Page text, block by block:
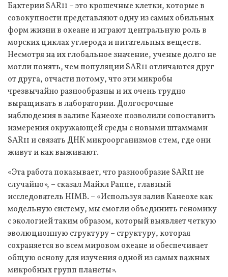
Бактерии SAR11 – это крошечные клетки, которые в
совокупности представляют одну из самых обильных
форм жизни в океане и играют центральную роль в
морских циклах углерода и питательных веществ.
Несмотря на их глобальное значение, ученые долго не
могли понять, чем популяции SAR11 отличаются друг
от друга, отчасти потому, что эти микробы
чрезвычайно разнообразны и их очень трудно
выращивать в лаборатории. Долгосрочные
наблюдения в заливе Канеохе позволили сопоставить
измерения окружающей среды с новыми штаммами
SAR11 и связать ДНК микроорганизмов с тем, где они
живут и как выживают.
«Эта работа показывает, что разнообразие SAR11 не
случайно», – сказал Майкл Раппе, главный
исследователь HIMB. – «Используя залив Канеохе как
модельную систему, мы смогли объединить геномику
с экологией таким образом, который выявляет четкую
эволюционную структуру – структуру, которая
сохраняется во всем мировом океане и обеспечивает
общую основу для изучения одной из самых важных
микробных групп планеты».